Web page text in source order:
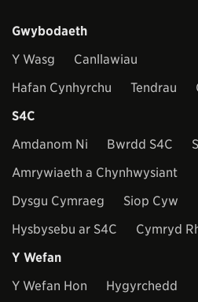
Gwybodaeth
Y Wasg
Canllawiau
Hafan Cynhyrchu
Tendrau
S4C
Amdanom Ni
Bwrdd S4C
Amrywiaeth a Chynhwysiant
Dysgu Cymraeg
Siop Cyw
Hysbysebu ar S4C
Cymryd
Y Wefan
Y Wefan Hon
Hygyrchedd